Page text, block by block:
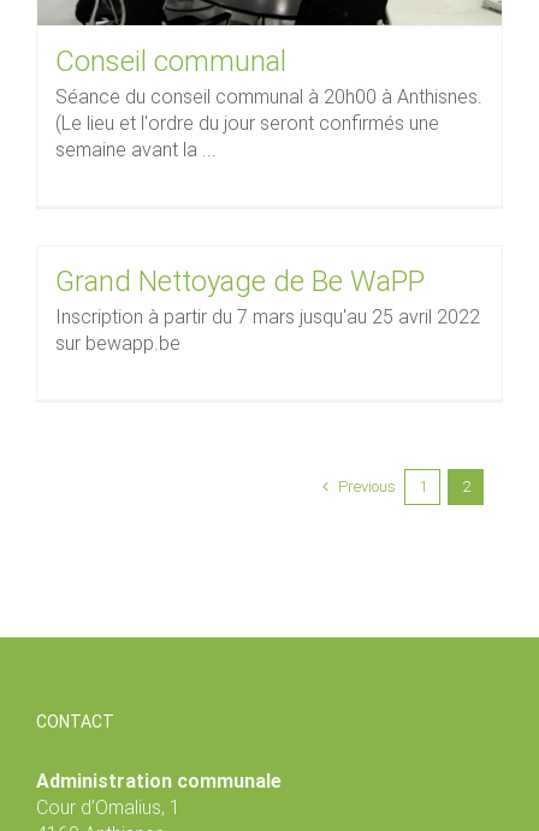
Conseil communal
Séance du conseil communal à 20h00 à Anthisnes.
(Le lieu et l'ordre du jour seront confirmés une
semaine avant la ...
Grand Nettoyage de Be WaPP
Inscription à partir du 7 mars jusqu'au 25 avril 2022
sur bewapp.be
Previous 1 2
CONTACT
Administration communale
Cour d’Omalius, 1